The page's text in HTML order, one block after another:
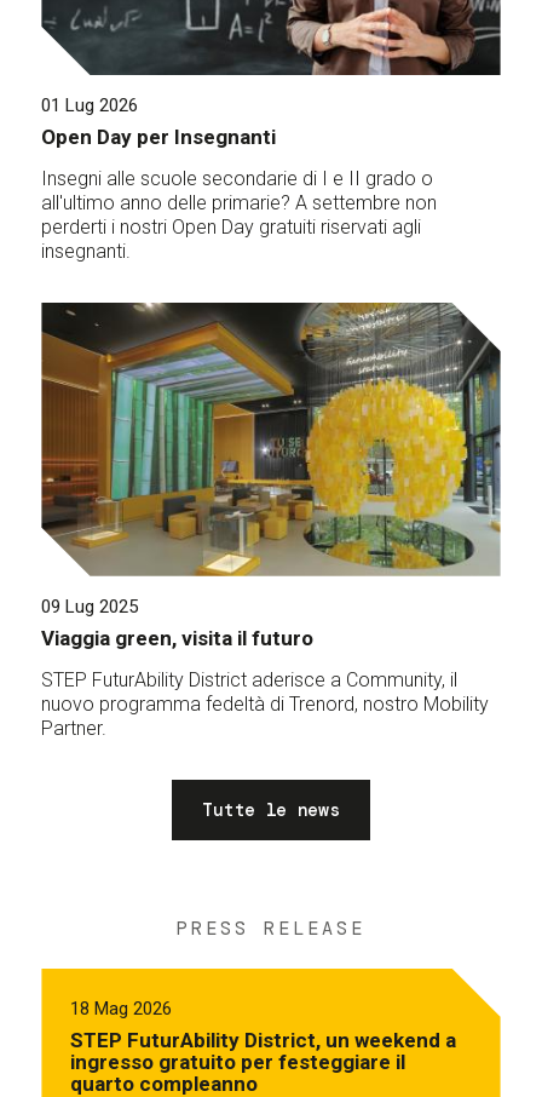
01 Lug 2026
Open Day per Insegnanti
Insegni alle scuole secondarie di I e II grado o
all'ultimo anno delle primarie? A settembre non
perderti i nostri Open Day gratuiti riservati agli
insegnanti.
09 Lug 2025
Viaggia green, visita il futuro
STEP FuturAbility District aderisce a Community, il
nuovo programma fedeltà di Trenord, nostro Mobility
Partner.
Tutte le news
PRESS RELEASE
18 Mag 2026
STEP FuturAbility District, un weekend a
ingresso gratuito per festeggiare il
quarto compleanno